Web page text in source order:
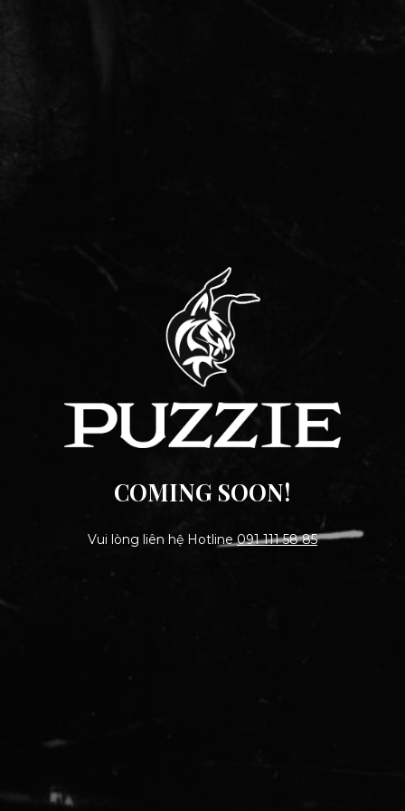
COMING SOON!
Vui lòng liên hệ Hotline091 111 58 85